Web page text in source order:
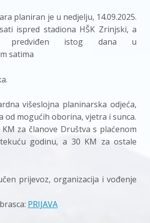
planiran je u nedjelju, 14.09.2025.
ispred stadiona HŠK Zrinjski, a
predviđen istog dana u
satima
višeslojna planinarska odjeća,
od mogućih oborina, vjetra i sunca.
KM za članove Društva s plaćenom
godinu, a 30 KM za ostale
prijevoz, organizacija i vođenje
PRIJAVA